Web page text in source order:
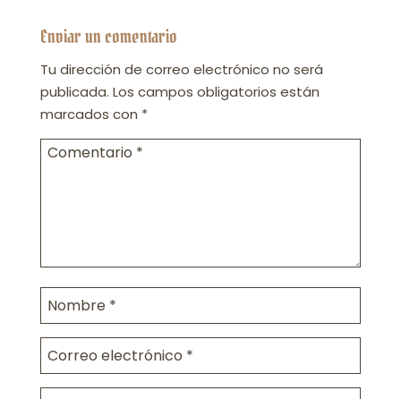
Enviar un comentario
Tu dirección de correo electrónico no será
publicada. Los campos obligatorios están
marcados con *